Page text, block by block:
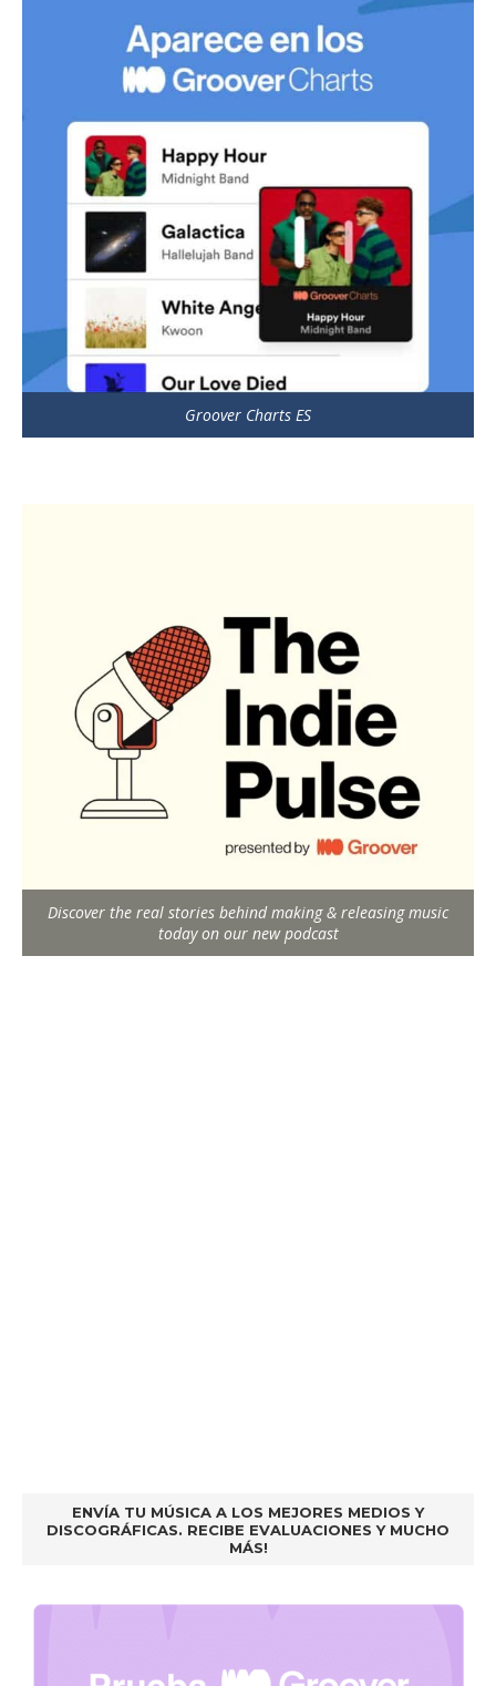
Groover Charts ES
Discover the real stories behind making & releasing music
today on our new podcast
ENVÍA TU MÚSICA A LOS MEJORES MEDIOS Y
DISCOGRÁFICAS. RECIBE EVALUACIONES Y MUCHO
MÁS!